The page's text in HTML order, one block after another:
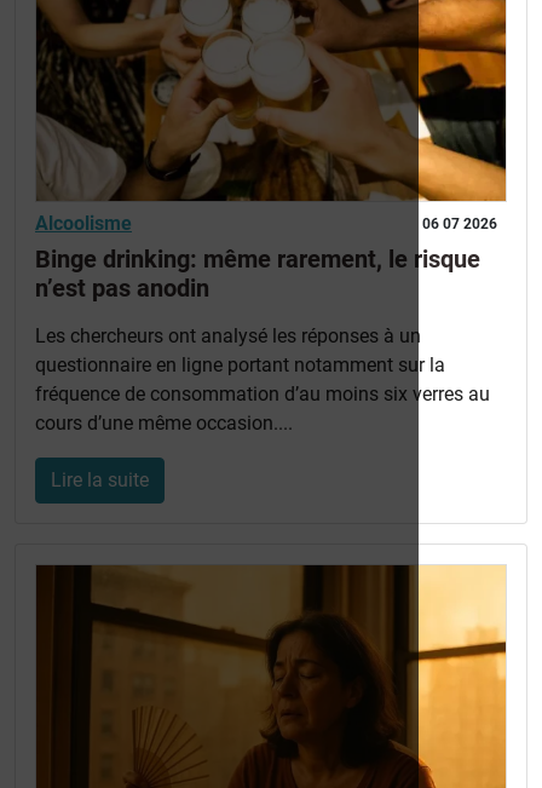
06 07 2026
Alcoolisme
Binge drinking: même rarement, le risque
n’est pas anodin
Les chercheurs ont analysé les réponses à un
questionnaire en ligne portant notamment sur la
fréquence de consommation d’au moins six verres au
cours d’une même occasion....
Lire la suite